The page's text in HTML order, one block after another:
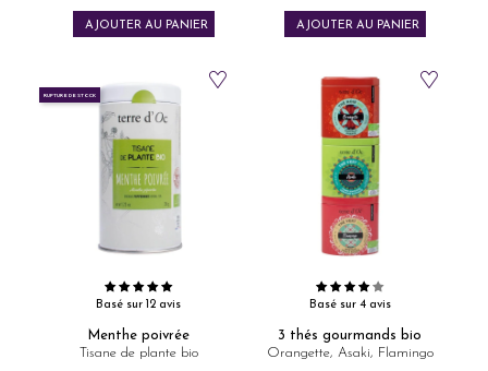
AJOUTER AU PANIER AJOUTER AU PANIER
RUPTURE DE STOCK
Basé sur 12 avis
Menthe poivrée
Tisane de plante bio
Basé sur 4 avis
3 thés gourmands bio
Orangette, Asaki, Flamingo